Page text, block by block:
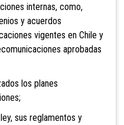
internas, como,
y acuerdos
vigentes en Chile y
aprobadas
los planes
sus reglamentos y